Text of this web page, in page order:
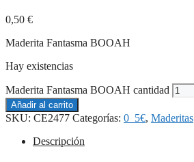
0,50 €
Maderita Fantasma BOOAH
Hay existencias
Maderita Fantasma BOOAH cantidad
Añadir al carrito
SKU: CE2477 Categorías: 0_5€, Maderitas
Descripción